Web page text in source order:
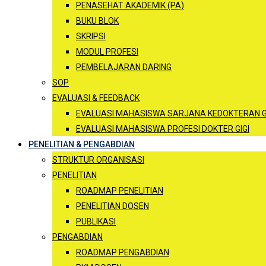
PENASEHAT AKADEMIK (PA)
BUKU BLOK
SKRIPSI
MODUL PROFESI
PEMBELAJARAN DARING
SOP
EVALUASI & FEEDBACK
EVALUASI MAHASISWA SARJANA KEDOKTERAN
EVALUASI MAHASISWA PROFESI DOKTER GIGI
PENELITIAN & PENGABDIAN
STRUKTUR ORGANISASI
PENELITIAN
ROADMAP PENELITIAN
PENELITIAN DOSEN
PUBLIKASI
PENGABDIAN
ROADMAP PENGABDIAN